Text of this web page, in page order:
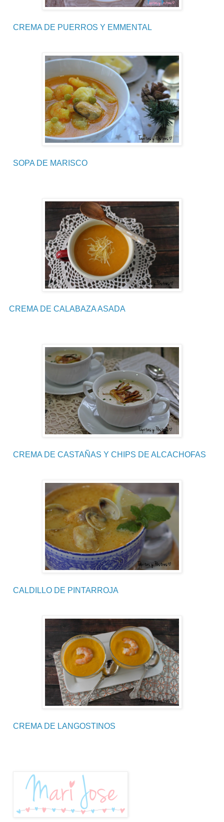
CREMA DE PUERROS Y EMMENTAL
SOPA DE MARISCO
CREMA DE CALABAZA ASADA
CREMA DE CASTAÑAS Y CHIPS DE ALCACHOFAS
CALDILLO DE PINTARROJA
CREMA DE LANGOSTINOS